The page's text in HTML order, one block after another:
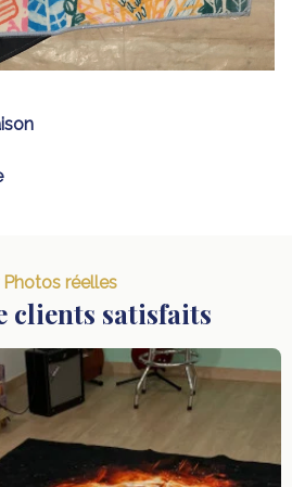
Photos réelles
clients satisfaits